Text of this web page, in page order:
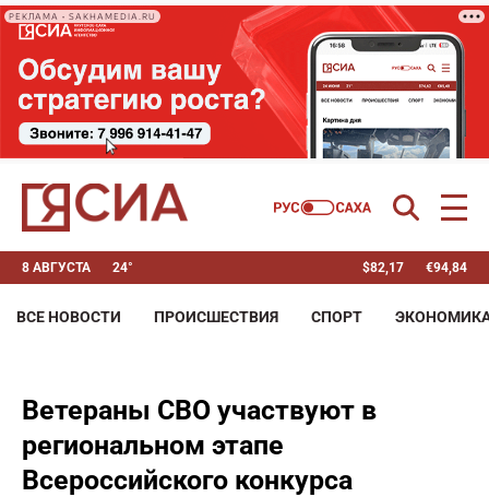
РЕКЛАМА • SAKHAMEDIA.RU
8 АВГУСТА 24° $82,17 €94,84
ВСЕ НОВОСТИ ПРОИСШЕСТВИЯ СПОРТ
Ветераны СВО участвуют в
региональном этапе
Всероссийского конкурса